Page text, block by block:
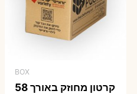
BOX
קרטון מחוזק באורך 58